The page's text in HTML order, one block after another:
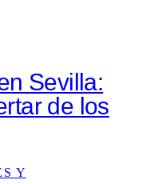
Sevilla:
de los
Y